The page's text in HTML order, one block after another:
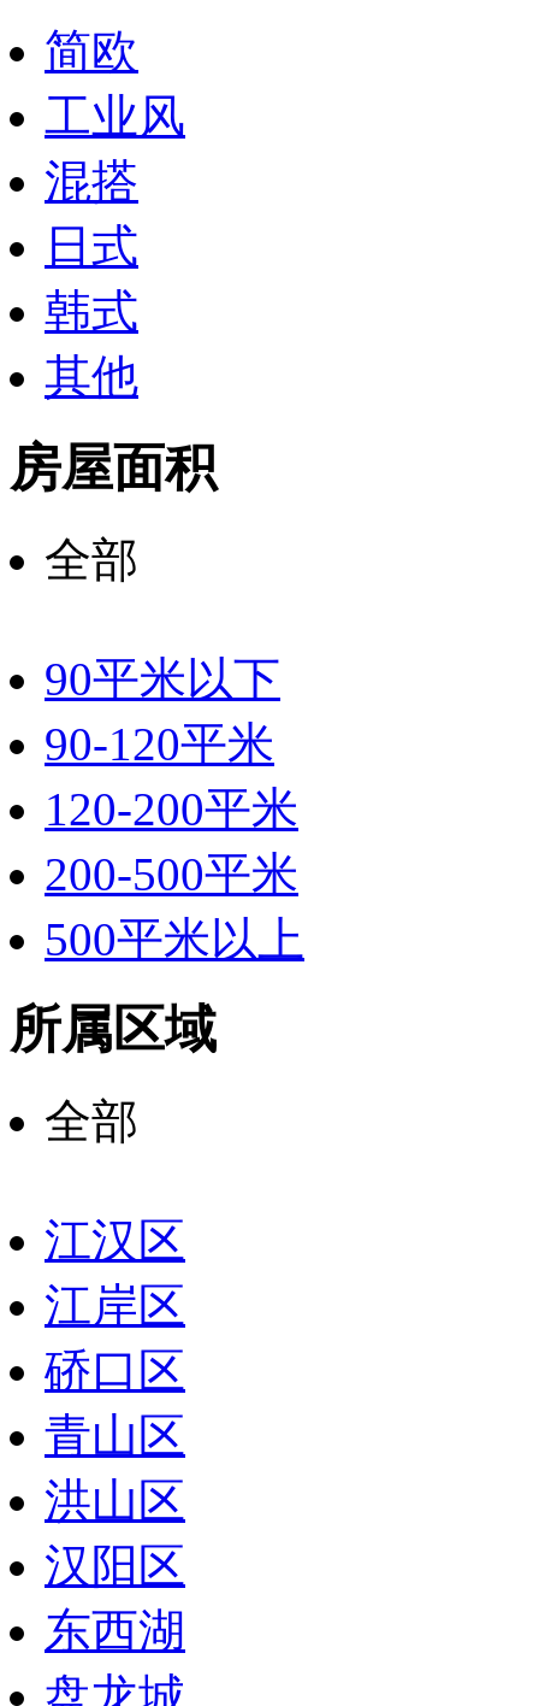
简欧
工业风
混搭
日式
韩式
其他
房屋面积
全部
90平米以下
90-120平米
120-200平米
200-500平米
500平米以上
所属区域
全部
江汉区
江岸区
硚口区
青山区
洪山区
汉阳区
东西湖